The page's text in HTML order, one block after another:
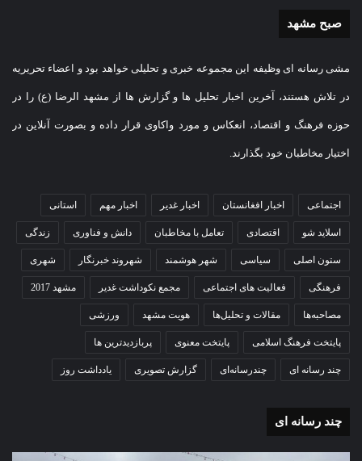
صبح مشهد
مشی رسانه ای وظیفه این مجموعه خبری و تحلیلی خواهد بود و اعضاء تحریریه
در تلاش هستند، آخرین اخبار تحلیل ها و گزارش ها از مشهد الرضا (ع) را در
حوزه فرهنگ و اقتصاد، انعکاس و مورد واکاوی قرار داده و بصورت آنلاین در
اختیار مخاطبان خود بگذارند.
اجتماعی اخبار افغانستان اخبار غدیر اخبار مهم استانی
اسلاید شو اقتصادی تعامل با مخاطبان دانش و فناوری زندگی
ستون اصلی سیاسی شهر هوشمند شهروند خبرنگار شهری
فرهنگی فعالیت های اجتماعی مجمع نکوداشت غدیر مشهد 2017
مصاحبه‌ها مقالات و تحلیل‌ها هویت مشهد ورزشی
پایتخت فرهنگ اسلامی پایتخت معنوی پربازدیدترین ها
چند رسانه ای چندرسانه‌ای گزارش تصویری یادداشت روز
چند رسانه ای